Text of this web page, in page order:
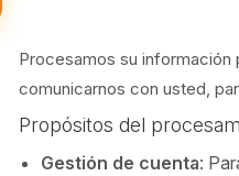
Procesamos su información
comunicarnos con usted,
Propósitos del
Gestión de cuenta: